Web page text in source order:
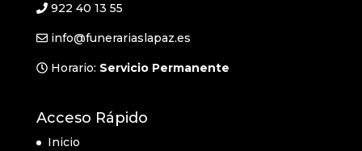
922 40 13 55
info@funerariaslapaz.es
Horario: Servicio Permanente
Acceso Rápido
Inicio